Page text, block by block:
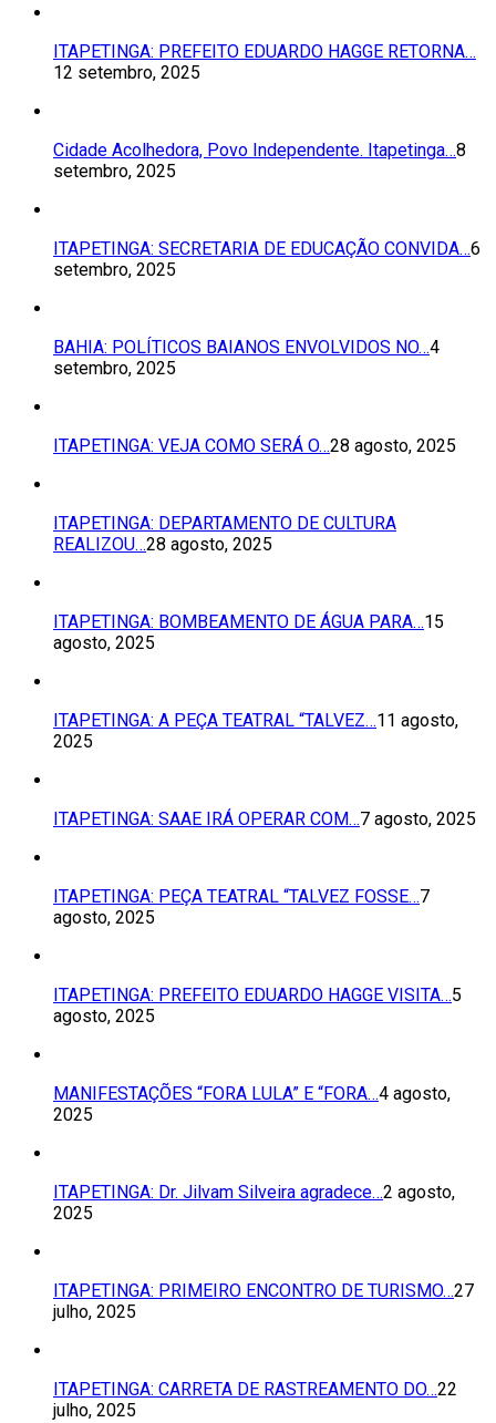
ITAPETINGA: PREFEITO EDUARDO HAGGE RETORNA…
12 setembro, 2025
Cidade Acolhedora, Povo Independente. Itapetinga…8
setembro, 2025
ITAPETINGA: SECRETARIA DE EDUCAÇÃO CONVIDA…6
setembro, 2025
BAHIA: POLÍTICOS BAIANOS ENVOLVIDOS NO…4
setembro, 2025
ITAPETINGA: VEJA COMO SERÁ O…28 agosto, 2025
ITAPETINGA: DEPARTAMENTO DE CULTURA
REALIZOU…28 agosto, 2025
ITAPETINGA: BOMBEAMENTO DE ÁGUA PARA…15
agosto, 2025
ITAPETINGA: A PEÇA TEATRAL “TALVEZ…11 agosto,
2025
ITAPETINGA: SAAE IRÁ OPERAR COM…7 agosto, 2025
ITAPETINGA: PEÇA TEATRAL “TALVEZ FOSSE…7
agosto, 2025
ITAPETINGA: PREFEITO EDUARDO HAGGE VISITA…5
agosto, 2025
MANIFESTAÇÕES “FORA LULA” E “FORA…4 agosto,
2025
ITAPETINGA: Dr. Jilvam Silveira agradece…2 agosto,
2025
ITAPETINGA: PRIMEIRO ENCONTRO DE TURISMO…27
julho, 2025
ITAPETINGA: CARRETA DE RASTREAMENTO DO…22
julho, 2025